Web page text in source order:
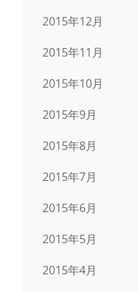
2015年12月
2015年11月
2015年10月
2015年9月
2015年8月
2015年7月
2015年6月
2015年5月
2015年4月